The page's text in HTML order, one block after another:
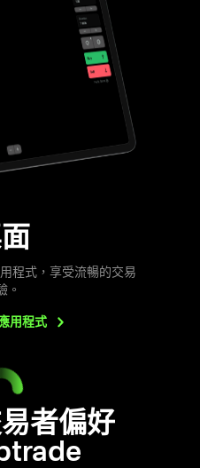
程式，享受流暢的交易
。
用程式
者偏好